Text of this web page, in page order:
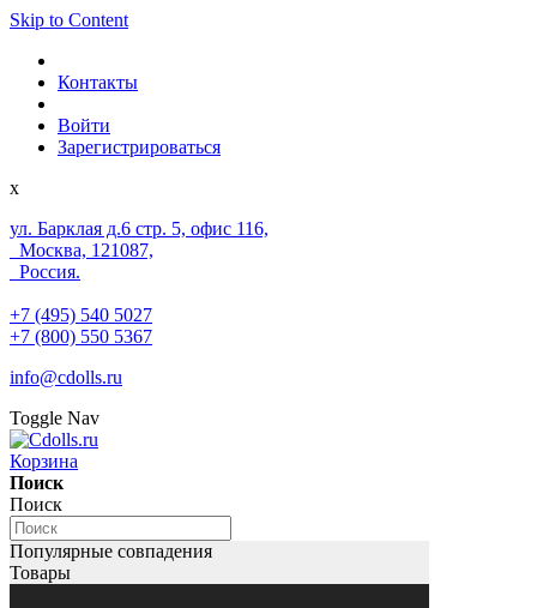
Skip to Content
Контакты
Войти
Зарегистрироваться
x
ул. Барклая д.6 стр. 5, офис 116,
Москва, 121087,
Россия.
+7 (495) 540 5027
+7 (800) 550 5367
info@cdolls.ru
Toggle Nav
Корзина
Поиск
Поиск
Популярные совпадения
Товары